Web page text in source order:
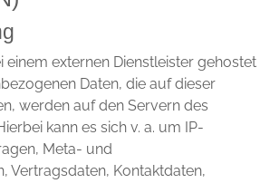
einem externen Dienstleister gehostet
Daten, die auf dieser
werden auf den Servern des
kann es sich v. a. um IP-
Meta- und
Vertragsdaten, Kontaktdaten,